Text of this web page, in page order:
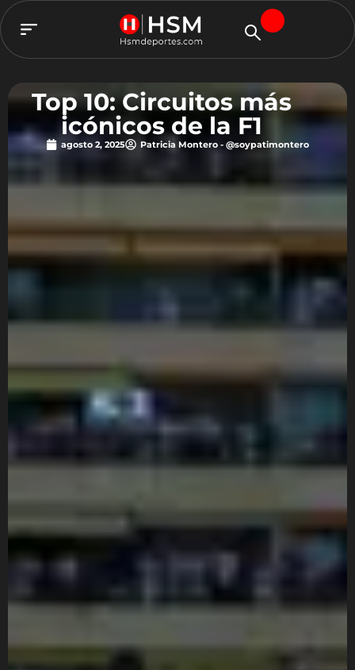
Top 10: Circuitos más
icónicos de la F1
agosto 2, 2025 Patricia Montero - @soypatimontero